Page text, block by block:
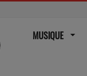
MUSIQUE